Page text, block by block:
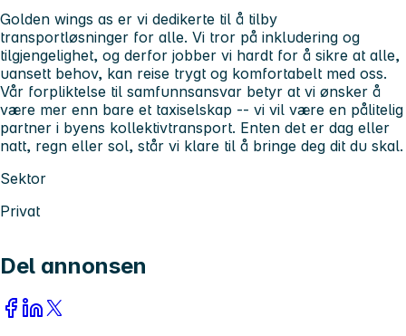
Golden wings as er vi dedikerte til å tilby
transportløsninger for alle. Vi tror på inkludering og
tilgjengelighet, og derfor jobber vi hardt for å sikre at alle,
uansett behov, kan reise trygt og komfortabelt med oss.
Vår forpliktelse til samfunnsansvar betyr at vi ønsker å
være mer enn bare et taxiselskap -- vi vil være en pålitelig
partner i byens kollektivtransport. Enten det er dag eller
natt, regn eller sol, står vi klare til å bringe deg dit du skal.
Sektor
Privat
Del annonsen